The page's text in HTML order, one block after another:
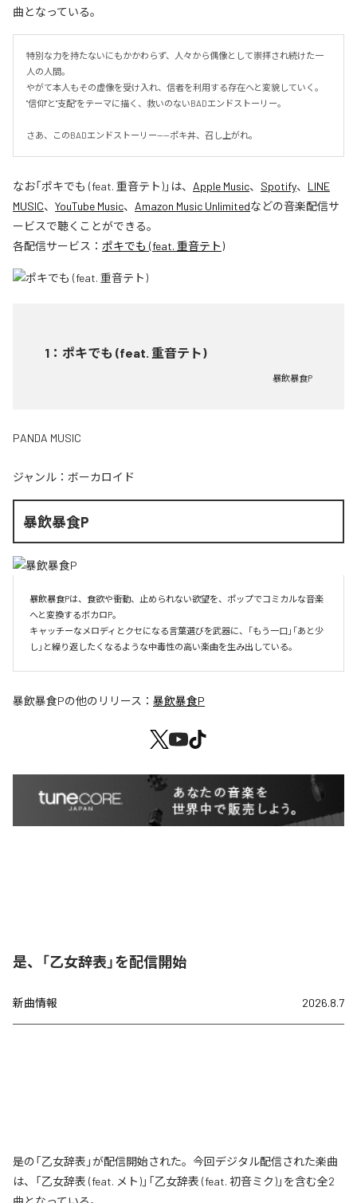
曲となっている。
特別な力を持たないにもかかわらず、人々から偶像として崇拝され続けた一
人の人間。
やがて本人もその虚像を受け入れ、信者を利用する存在へと変貌していく。
"信仰"と"支配"をテーマに描く、救いのないBADエンドストーリー。
さあ、このBADエンドストーリー——ポキ丼、召し上がれ。
なお「ポキでも (feat. 重音テト)」は、 Apple Music、 Spotify、 LINE
MUSIC、 YouTube Music、 Amazon Music Unlimitedなどの音楽配信サ
ービスで聴くことができる。
各配信サービス： ポキでも (feat. 重音テト)
1 ： ポキでも (feat. 重音テト)
暴飲暴食P
PANDA MUSIC
ジャンル： ボーカロイド
暴飲暴食P
暴飲暴食Pは、食欲や衝動、止められない欲望を、ポップでコミカルな音楽
へと変換するボカロP。
キャッチーなメロディとクセになる言葉選びを武器に、「もう一口」「あと少
し」と繰り返したくなるような中毒性の高い楽曲を生み出している。
暴飲暴食Pの他のリリース： 暴飲暴食P
是、「乙女辞表」を配信開始
新曲情報 2026.8.7
是の「乙女辞表」が配信開始された。今回デジタル配信された楽曲
は、「乙女辞表 (feat. メト)」「乙女辞表 (feat. 初音ミク)」を含む全2